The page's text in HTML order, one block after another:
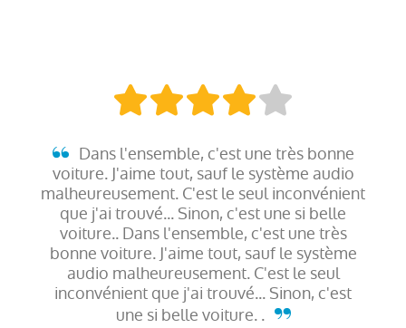
Dans l'ensemble, c'est une très bonne
voiture. J'aime tout, sauf le système audio
malheureusement. C'est le seul inconvénient
que j'ai trouvé... Sinon, c'est une si belle
voiture.. Dans l'ensemble, c'est une très
bonne voiture. J'aime tout, sauf le système
audio malheureusement. C'est le seul
inconvénient que j'ai trouvé... Sinon, c'est
une si belle voiture. .